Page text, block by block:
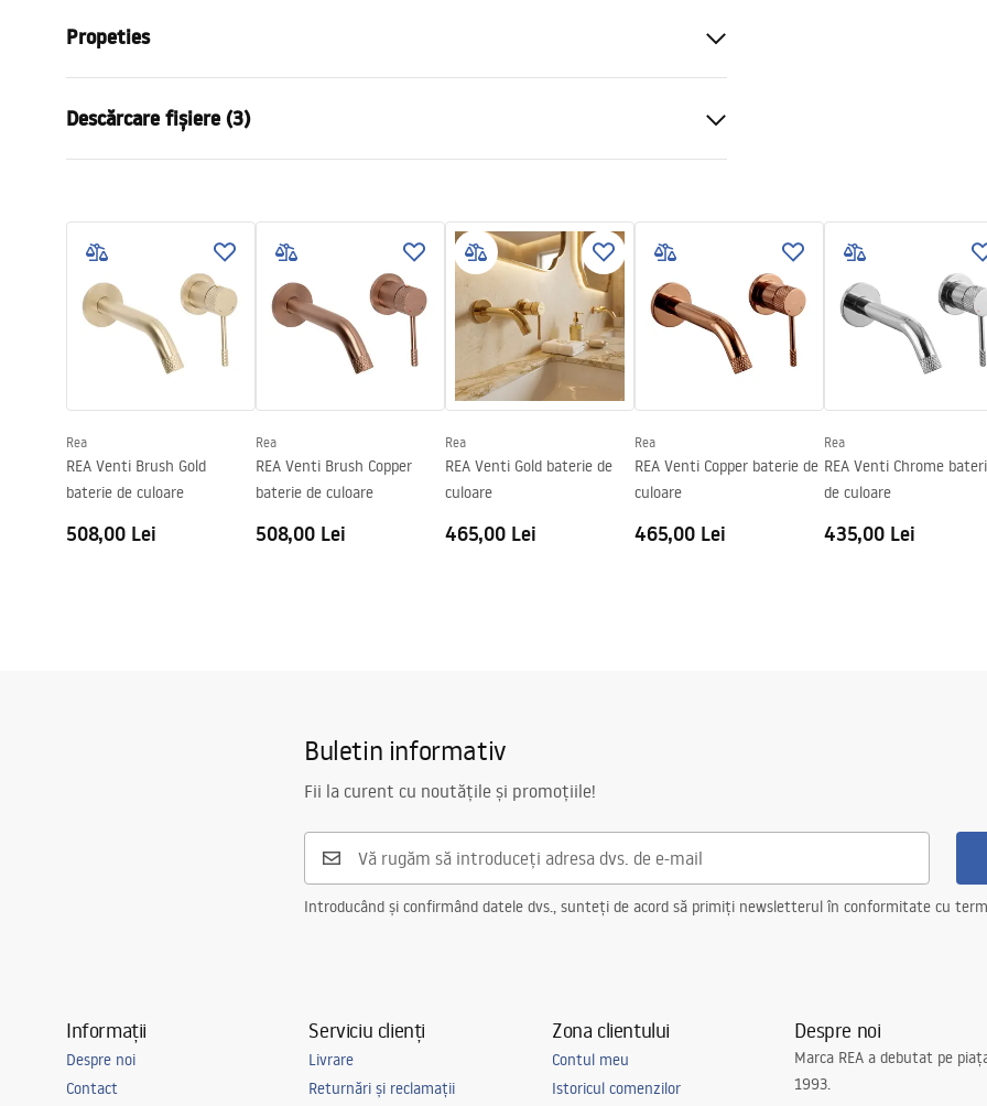
Propeties
Metodă de montaj
Culoare
Auriu periat
mm
Inalime
255
mm
Tehnologia de acoperire
PVD, PVD / Electroplating
Diametru pentru conectare
3/8 țoli
Garantie
5 ani
Descărcare fișiere (3)
Warranty_Terms_and_Conditions_
faucet.pdf
Informații de siguranță
Safety_Information_Faucets.pdf
Rea
REA Venti Brush Gold
baterie de culoare
508,00 Lei
Rea
REA Venti Brush Copper
baterie de culoare
508,00 Lei
Rea
REA Venti Gold baterie de
culoare
465,00 Lei
Rea
REA Venti Copper baterie de
culoare
465,00 Lei
Rea
REA Venti Chrome
de culoare
435,00 Lei
Buletin informativ
Fii la curent cu noutățile și promoțiile!
Introducând și confirmând datele dvs., sunteți de acord să primiți newsletterul în conformitate cu
Informații
Despre noi
Contact
Serviciu clienți
Livrare
Returnări și reclamații
Zona clientului
Contul meu
Istoricul comenzilor
Despre noi
Marca REA a debutat pe
1993.